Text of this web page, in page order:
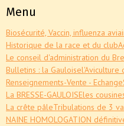
Menu
Biosécurité, Vaccin, influenza
Historique de la race et du club
Le conseil d'administration du
Bulletins : la Gauloisel'Aviculture
Renseignements-Vente - Echange
La BRESSE-GAULOISEles
La crête pâleTribulations de 3
NAINE HOMOLOGATION